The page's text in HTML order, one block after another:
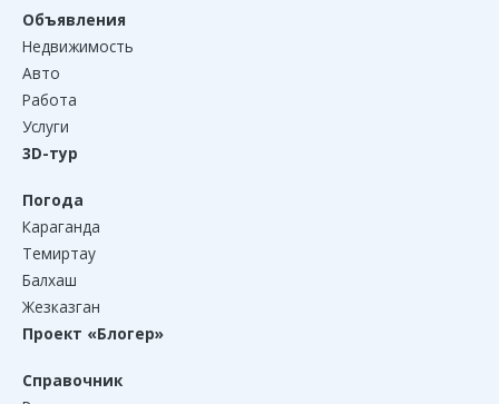
Объявления
Недвижимость
Авто
Работа
Услуги
3D-тур
Погода
Караганда
Темиртау
Балхаш
Жезказган
Проект «Блогер»
Справочник